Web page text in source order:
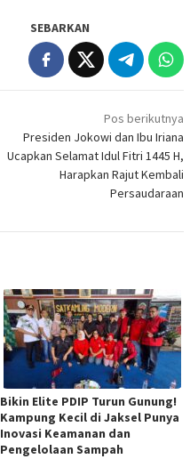
SEBARKAN
Pos berikutnya
Presiden Jokowi dan Ibu Iriana
Ucapkan Selamat Idul Fitri 1445 H,
Harapkan Rajut Kembali
Persaudaraan
Bikin Elite PDIP Turun Gunung!
Kampung Kecil di Jaksel Punya
Inovasi Keamanan dan
Pengelolaan Sampah